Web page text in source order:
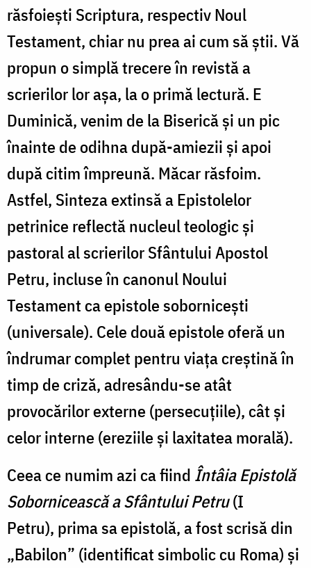
răsfoiești Scriptura, respectiv Noul
Testament, chiar nu prea ai cum să știi. Vă
propun o simplă trecere în revistă a
scrierilor lor așa, la o primă lectură. E
Duminică, venim de la Biserică și un pic
înainte de odihna după-amiezii și apoi
după citim împreună. Măcar răsfoim.
Astfel, Sinteza extinsă a Epistolelor
petrinice reflectă nucleul teologic și
pastoral al scrierilor Sfântului Apostol
Petru, incluse în canonul Noului
Testament ca epistole sobornicești
(universale). Cele două epistole oferă un
îndrumar complet pentru viața creștină în
timp de criză, adresându-se atât
provocărilor externe (persecuțiile), cât și
celor interne (ereziile și laxitatea morală).
Ceea ce numim azi ca fiind Întâia Epistolă
Sobornicească a Sfântului Petru(I
Petru), prima sa epistolă, a fost scrisă din
„Babilon” (identificat simbolic cu Roma) și